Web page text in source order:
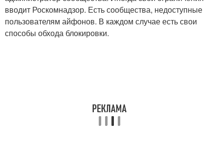
вводит Роскомнадзор. Есть сообщества, недоступные
пользователям айфонов. В каждом случае есть свои
способы обхода блокировки.